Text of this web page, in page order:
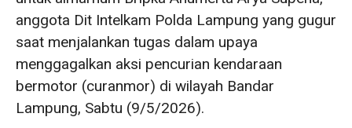
anggota Dit Intelkam Polda Lampung yang gugur
saat menjalankan tugas dalam upaya
menggagalkan aksi pencurian kendaraan
bermotor (curanmor) di wilayah Bandar
Lampung, Sabtu (9/5/2026).